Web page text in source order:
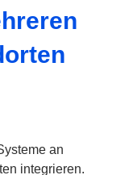
an
integrieren.